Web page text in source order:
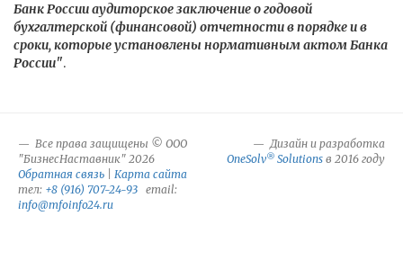
Банк России аудиторское заключение о годовой
бухгалтерской (финансовой) отчетности в порядке и в
сроки, которые установлены нормативным актом Банка
России".
Все права защищены © ООО
"БизнесНаставник" 2026
Обратная связь
Карта сайта
тел: +8 (916) 707-24-93 email:
info@mfoinfo24.ru
Дизайн и разработка
OneSolv® Solutions в 2016 году